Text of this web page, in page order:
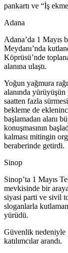
pankartı ve “İş
Adana
Adana’da 1 Mayıs
Meydanı’nda
Köprüsü’nde
alanına ulaştı.
Yoğun yağmura
alanında
saatten fazla
bekleme de
başlamadan alanı
konuşmasının
kalması mitingin
beraberinde getirdi.
Sinop
Sinop’ta 1 Mayıs
mevkisinde bir
siyasi parti ve sivil
sloganlarla
yürüdü.
Güvenlik nedeniyle
katılımcılar arandı.